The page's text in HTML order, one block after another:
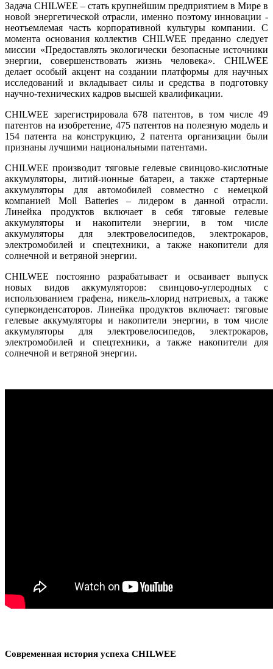
Задача CHILWEE – стать крупнейшим предприятием в Мире в
новой энергетической отрасли, именно поэтому инновации -
неотъемлемая часть корпоративной культуры компании. С
момента основания коллектив CHILWEE преданно следует
миссии «Предоставлять экологически безопасные источники
энергии, совершенствовать жизнь человека». CHILWEE
делает особый акцент на создании платформы для научных
исследований и вкладывает силы и средства в подготовку
научно-технических кадров высшей квалификации.
CHILWEE зарегистрировала 678 патентов, в том числе 49
патентов на изобретение, 475 патентов на полезную модель и
154 патента на конструкцию, 2 патента организации были
признаны лучшими национальными патентами.
CHILWEE производит тяговые гелевые свинцово-кислотные
аккумуляторы, литий-ионные батареи, а также стартерные
аккумуляторы для автомобилей совместно с немецкой
компанией Moll Batteries – лидером в данной отрасли.
Линейка продуктов включает в себя тяговые гелевые
аккумуляторы и накопители энергии, в том числе
аккумуляторы для электровелосипедов, электрокаров,
электромобилей и спецтехники, а также накопители для
солнечной и ветряной энергии.
CHILWEE постоянно разрабатывает и осваивает выпуск
новых видов аккумуляторов: свинцово-углеродных с
использованием графена, никель-хлорид натриевых, а также
суперконденсаторов. Линейка продуктов включает: тяговые
гелевые аккумуляторы и накопители энергии, в том числе
аккумуляторы для электровелосипедов, электрокаров,
электромобилей и спецтехники, а также накопители для
солнечной и ветряной энергии.
Современная история успеха CHILWEE